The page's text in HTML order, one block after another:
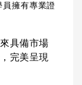
擁有專業證
具備市場
完美呈現